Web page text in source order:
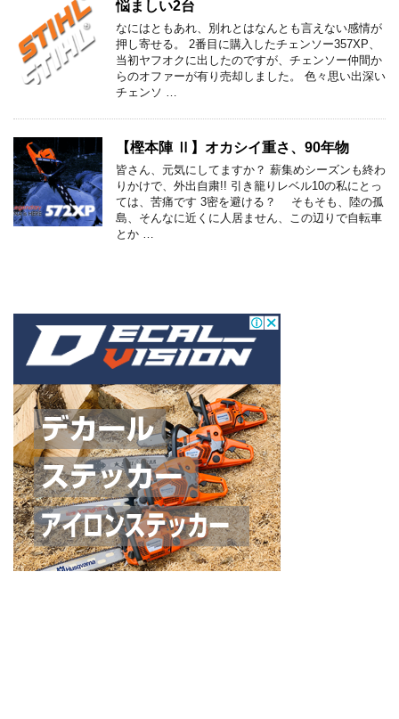
悩ましい2台
なにはともあれ、別れとはなんとも言えない感情が
押し寄せる。 2番目に購入したチェンソー357XP、
当初ヤフオクに出したのですが、チェンソー仲間か
らのオファーが有り売却しました。 色々思い出深い
チェンソ …
【樫本陣 Ⅱ】オカシイ重さ、90年物
皆さん、元気にしてますか？ 薪集めシーズンも終わ
りかけで、外出自粛!! 引き籠りレベル10の私にとっ
ては、苦痛です 3密を避ける？ そもそも、陸の孤
島、そんなに近くに人居ません、この辺りで自転車
とか …